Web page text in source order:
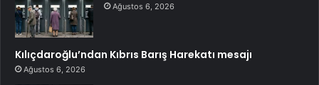
Ağustos 6, 2026
Kılıçdaroğlu’ndan Kıbrıs Barış Harekatı mesajı
Ağustos 6, 2026